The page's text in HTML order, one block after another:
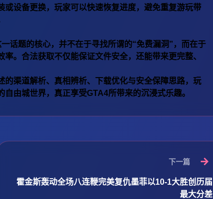
设备更换，玩家可以快速恢复进度，避免重复游玩带
话题的核心，并不在于寻找所谓的“免费漏洞”，而在于
。合法获取不仅能保证文件安全，还能带来更完整、
渠道解析、真相辨析、下载优化与安全保障思路，玩
由城世界，真正享受GTA4所带来的沉浸式乐趣。
下一篇
霍金斯轰动全场八连鞭完美复仇墨菲以10-1大胜创历届
最大分差